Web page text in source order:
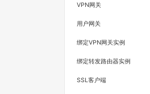
VPN网关
用户网关
绑定VPN网关实例
绑定转发路由器实例
SSL客户端